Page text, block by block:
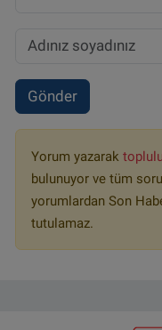
Gönder
Yorum yazarak
bulunuyor ve tüm
yorumlardan Son
tutulamaz.